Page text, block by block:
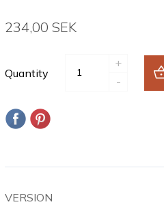
234,00 SEK
Quantity
+
-
VERSION